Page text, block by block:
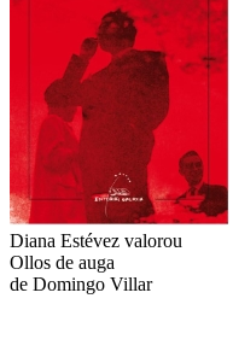
Diana Estévez valorou
Ollos de auga
de Domingo Villar